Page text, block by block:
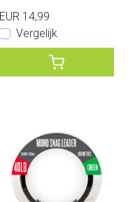
EUR 14,99
Vergelijk